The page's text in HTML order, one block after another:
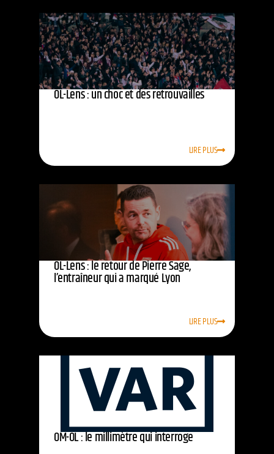
OL-Lens : un choc et des retrouvailles
LIRE PLUS
OL-Lens : le retour de Pierre Sage,
l’entraîneur qui a marqué Lyon
LIRE PLUS
OM-OL : le millimètre qui interroge